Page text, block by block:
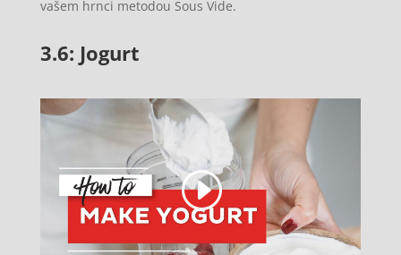
vašem hrnci metodou Sous Vide.
3.6: Jogurt